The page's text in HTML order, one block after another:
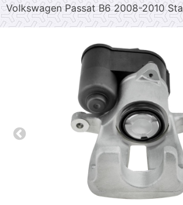
Volkswagen Passat B6 2008-2010